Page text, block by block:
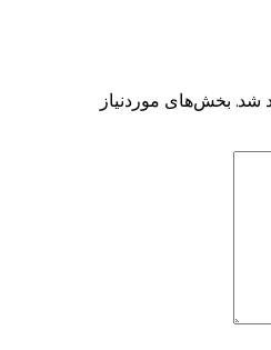
شد. بخش‌های موردنیاز